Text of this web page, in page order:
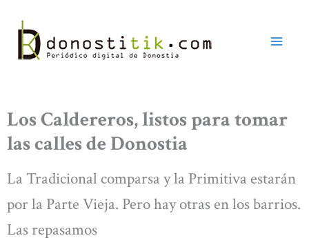
contenido
Los Caldereros, listos para tomar
las calles de Donostia
La Tradicional comparsa y la Primitiva estarán
por la Parte Vieja. Pero hay otras en los barrios.
Las repasamos